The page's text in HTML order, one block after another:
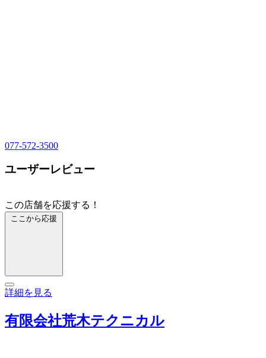
077-572-3500
ユーザーレビュー
この店舗を応援する！
ここから応援
詳細を見る
有限会社荒木テクニカル